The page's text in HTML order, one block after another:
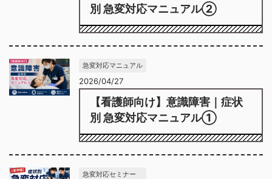
別 急変対応マニュアル②
急変対応マニュアル
2026/04/27
【看護師向け】意識障害｜症状
別 急変対応マニュアル①
急変対応セミナー